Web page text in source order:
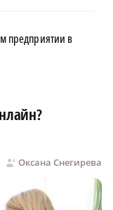
предприятии в
Оксана Снегирева